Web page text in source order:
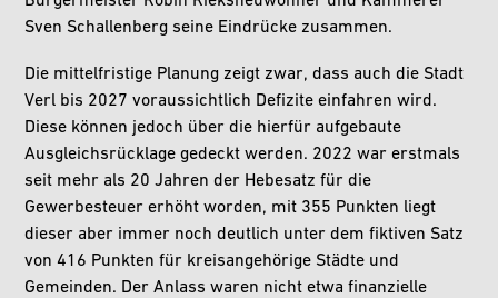
Sven Schallenberg seine Eindrücke zusammen.
Die mittelfristige Planung zeigt zwar, dass auch die Stadt
Verl bis 2027 voraussichtlich Defizite einfahren wird.
Diese können jedoch über die hierfür aufgebaute
Ausgleichsrücklage gedeckt werden. 2022 war erstmals
seit mehr als 20 Jahren der Hebesatz für die
Gewerbesteuer erhöht worden, mit 355 Punkten liegt
dieser aber immer noch deutlich unter dem fiktiven Satz
von 416 Punkten für kreisangehörige Städte und
Gemeinden. Der Anlass waren nicht etwa finanzielle